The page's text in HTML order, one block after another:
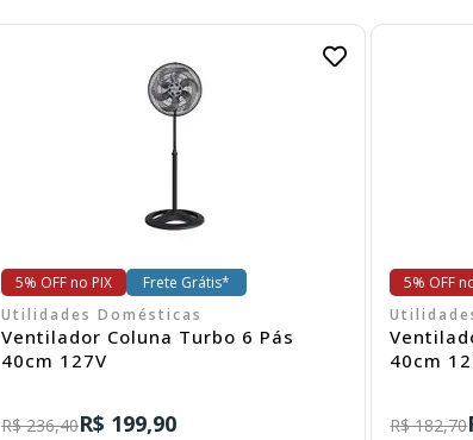
5% OFF no PIX
Frete Grátis*
Utilidades Domésticas
Ventilador Coluna Turbo 6 Pás
40cm 127V
R$ 236,40R$ 199,90
5% OFF
40cm
R$ 182,70